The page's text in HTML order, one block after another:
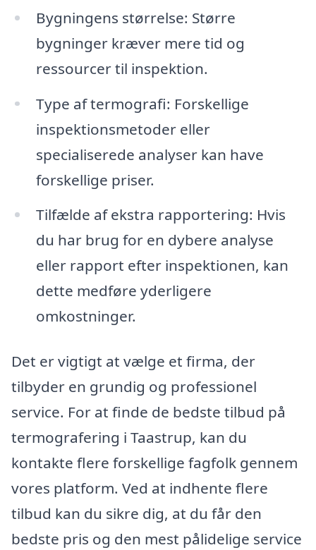
Bygningens størrelse: Større
bygninger kræver mere tid og
ressourcer til inspektion.
Type af termografi: Forskellige
inspektionsmetoder eller
specialiserede analyser kan have
forskellige priser.
Tilfælde af ekstra rapportering: Hvis
du har brug for en dybere analyse
eller rapport efter inspektionen, kan
dette medføre yderligere
omkostninger.
Det er vigtigt at vælge et firma, der
tilbyder en grundig og professionel
service. For at finde de bedste tilbud på
termografering i Taastrup, kan du
kontakte flere forskellige fagfolk gennem
vores platform. Ved at indhente flere
tilbud kan du sikre dig, at du får den
bedste pris og den mest pålidelige service